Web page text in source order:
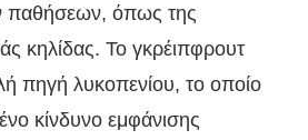
παθήσεων, όπως της
κηλίδας. Το γκρέιπφρουτ
πηγή λυκοπενίου, το οποίο
κίνδυνο εμφάνισης